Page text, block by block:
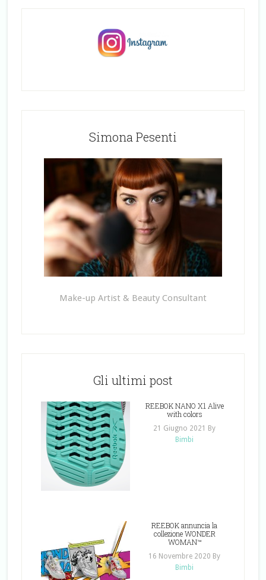
Simona Pesenti
Make-up Artist & Beauty Consultant
Gli ultimi post
REEBOK NANO X1 Alive
with colors
21 Giugno 2021
By
Bimbi
REEBOK annuncia la
collezione WONDER
WOMAN™
16 Novembre 2020 By
Bimbi